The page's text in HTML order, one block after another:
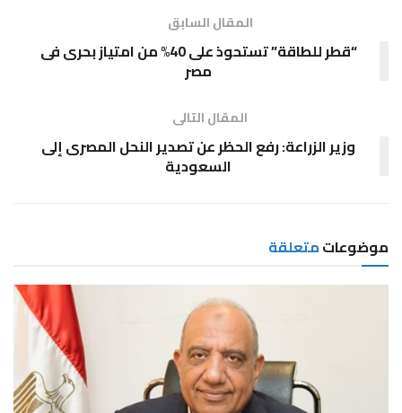
المقال السابق
“قطر للطاقة” تستحوذ على 40% من امتياز بحرى فى
مصر
المقال التالى
‫وزير الزراعة: رفع الحظر عن تصدير النحل المصرى إلى
السعودية
موضوعاتمتعلقة